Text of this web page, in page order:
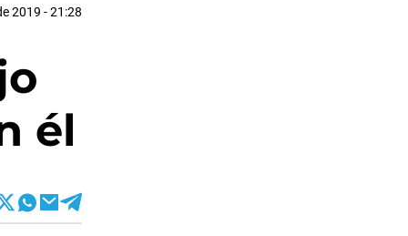
2019 - 21:28
él